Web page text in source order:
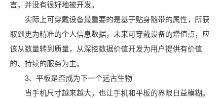
言，并没有很好地被开发。
实际上可穿戴设备最重要的是基于贴身随带的属性，所获
取到更为精准的个人信息数据，未来可穿戴设备的增值点，应
该从数量转到质量，从深挖数据价值开发为用户提供有价值
的、持续的服务为主。
3、平板是否成为下一个远古生物
当手机尺寸越来越大，也让手机和平板的界限日益模糊。